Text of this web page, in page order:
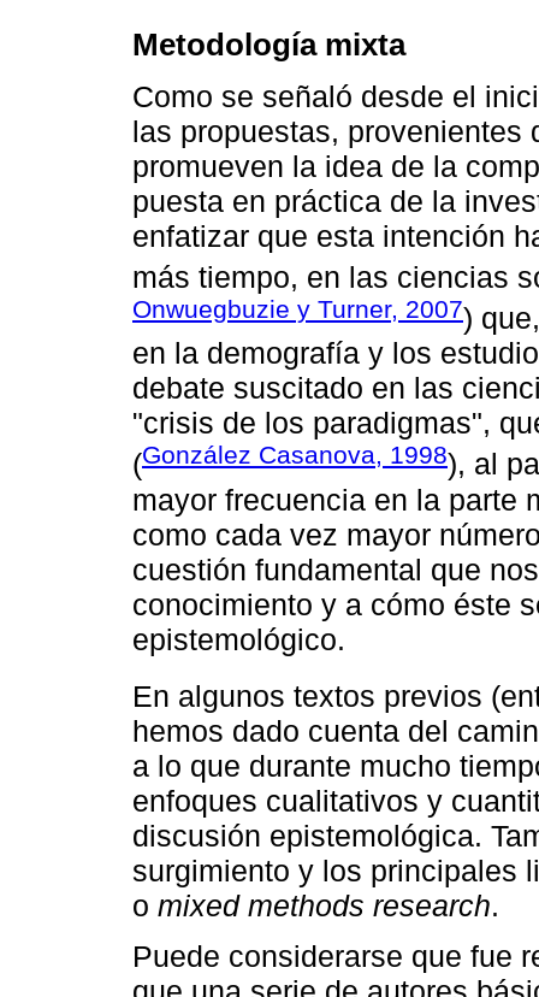
Metodología mixta
Como se señaló desde el
las propuestas, provenientes
promueven la idea de la
puesta en práctica de la
enfatizar que esta intención
más tiempo, en las ciencias
Onwuegbuzie y Turner, 2007)
en la demografía y los
debate suscitado en las
"crisis de los paradigmas",
(González Casanova, 1998), al
mayor frecuencia en la parte
como cada vez mayor
cuestión fundamental que
conocimiento y a cómo éste
epistemológico.
En algunos textos previos
hemos dado cuenta del
a lo que durante mucho
enfoques cualitativos y
discusión epistemológica.
surgimiento y los principales
o mixed methods research.
Puede considerarse que fue